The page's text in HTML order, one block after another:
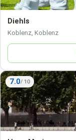
Diehls
Koblenz, Koblenz
7.0